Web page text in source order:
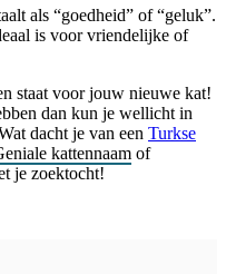
als “goedheid” of “geluk”.
is voor vriendelijke of
staat voor jouw nieuwe kat!
dan kun je wellicht in
dacht je van een Turkse
kattennaam of
je zoektocht!